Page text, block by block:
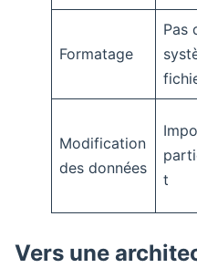
Formatage
Pas
Modification
des données
t
Vers une